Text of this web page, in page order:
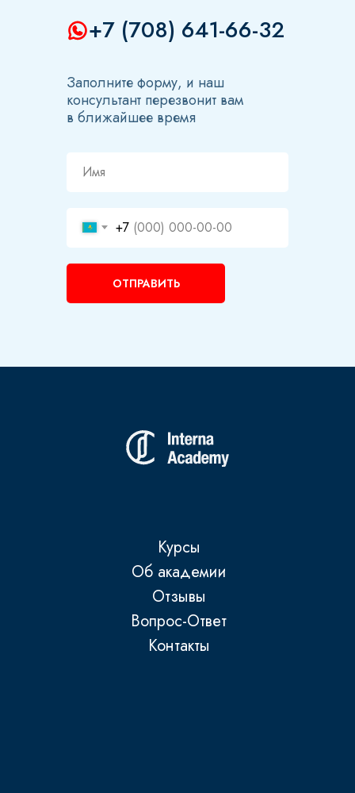
Заполните форму, и наш
консультант перезвонит вам
в ближайшее время
+7 (708) 641-66-32
+7
ОТПРАВИТЬ
Курсы
Об академии
Отзывы
Вопрос-Ответ
Контакты